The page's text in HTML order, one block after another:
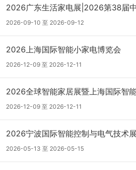
2026广东生活家电展|2026第38届
2026-09-10 至 2026-09-12
2026上海国际智能小家电博览会
2026-12-09 至 2026-12-11
2026全球智能家居展暨上海国际智
2026-12-09 至 2026-12-11
2026宁波国际智能控制与电气技术
2026-05-13 至 2026-05-15